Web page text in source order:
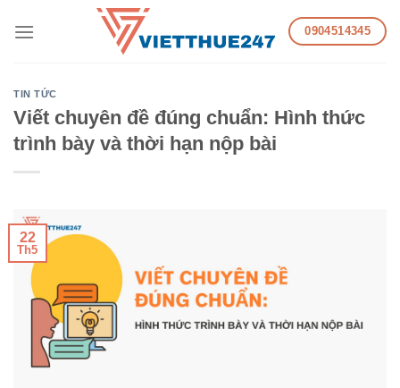
0904514345
TIN TỨC
Viết chuyên đề đúng chuẩn: Hình thức
trình bày và thời hạn nộp bài
22
Th5